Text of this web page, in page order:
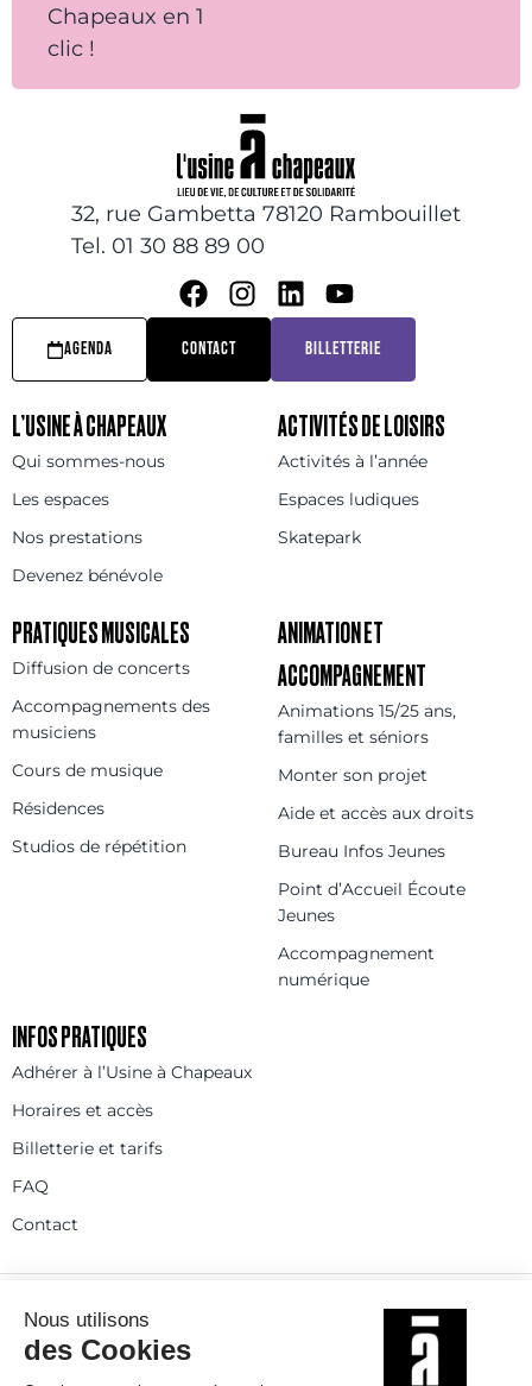
Chapeaux en 1
clic !
32, rue Gambetta 78120 Rambouillet
Tel. 01 30 88 89 00
AGENDA CONTACT BILLETTERIE
L’USINE À CHAPEAUX
Qui sommes-nous
Les espaces
Nos prestations
Devenez bénévole
ACTIVITÉS DE LOISIRS
Activités à l’année
Espaces ludiques
Skatepark
PRATIQUES MUSICALES
Diffusion de concerts
Accompagnements des
musiciens
Cours de musique
Résidences
Studios de répétition
ANIMATION ET
ACCOMPAGNEMENT
Animations 15/25 ans,
familles et séniors
Monter son projet
Aide et accès aux droits
Bureau Infos Jeunes
Point d’Accueil Écoute
Jeunes
Accompagnement
numérique
INFOS PRATIQUES
Adhérer à l’Usine à Chapeaux
Horaires et accès
Billetterie et tarifs
FAQ
Contact
Espace presse
Rejoignez-nous
© 2025
Politique de confidentialité
Mentions légales et crédits